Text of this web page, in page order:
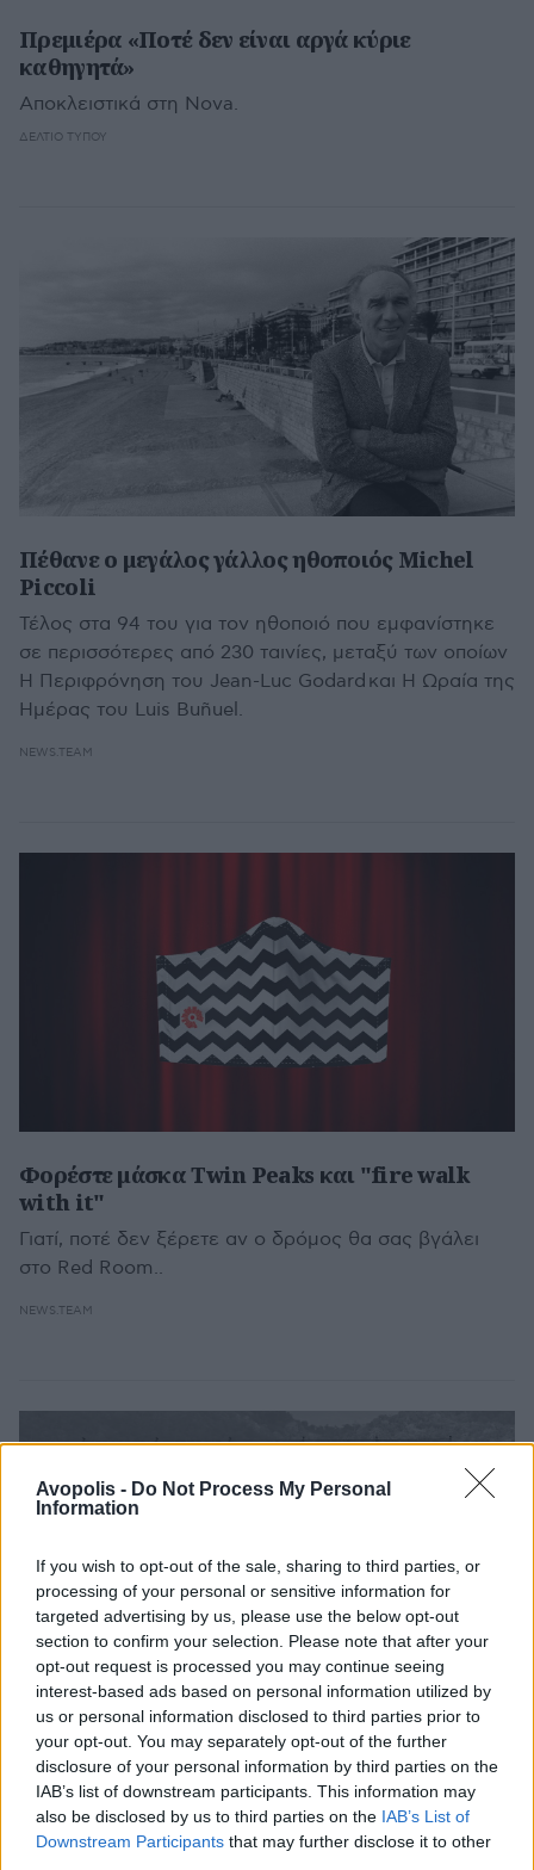
Avopolis - Do Not Process My Personal
Information
If you wish to opt-out of the sale, sharing to third parties, or
processing of your personal or sensitive information for
targeted advertising by us, please use the below opt-out
section to confirm your selection. Please note that after your
opt-out request is processed you may continue seeing
interest-based ads based on personal information utilized by
us or personal information disclosed to third parties prior to
your opt-out. You may separately opt-out of the further
disclosure of your personal information by third parties on the
IAB’s list of downstream participants. This information may
also be disclosed by us to third parties on the IAB’s List of
Downstream Participants that may further disclose it to other
Πρεμιέρα «Ποτέ δεν είναι αργά κύριε
καθηγητά»
Αποκλειστικά στη Nova.
ΔΕΛΤΊΟ ΤΎΠΟΥ
Πέθανε ο μεγάλος γάλλος ηθοποιός Michel
Piccoli
Τέλος στα 94 του για τον ηθοποιό που εμφανίστηκε
σε περισσότερες από 230 ταινίες, μεταξύ των οποίων
Η Περιφρόνηση του Jean-Luc Godard και Η Ωραία της
Ημέρας του Luis Buñuel.
NEWS.TEAM
Φορέστε μάσκα Twin Peaks και "fire walk
with it"
Γιατί, ποτέ δεν ξέρετε αν ο δρόμος θα σας βγάλει
στο Red Room..
NEWS.TEAM
Άθενς Ντράιβ-Ιν: Για να μην βλέπουμε drive-in
κινηματογράφους μόνο στις ταινίες
Το πρώτο drive-in σινεμά της Αθήνας είναι γεγονός.